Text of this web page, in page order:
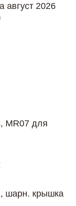
август 2026
MR07 для
шарн. крышка